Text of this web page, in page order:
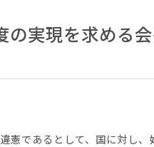
の実現を求める
憲であるとして、国に対し、